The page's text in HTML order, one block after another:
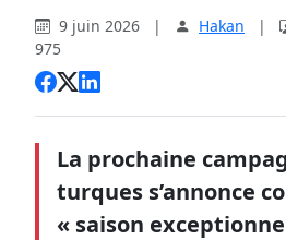
9 juin 2026 | Hakan |
975
La prochaine
turques s’annonce
« saison